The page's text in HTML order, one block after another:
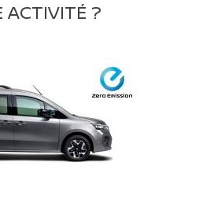
ACTIVITÉ ?